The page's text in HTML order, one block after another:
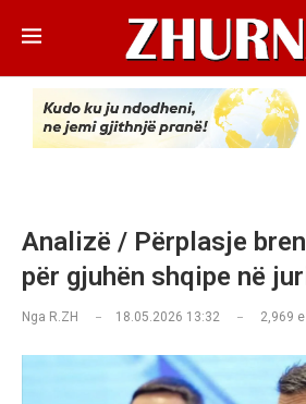
Analizë / Përplasje
për gjuhën shqipe në
Nga R.ZH 18.05.2026 13:32 2,969